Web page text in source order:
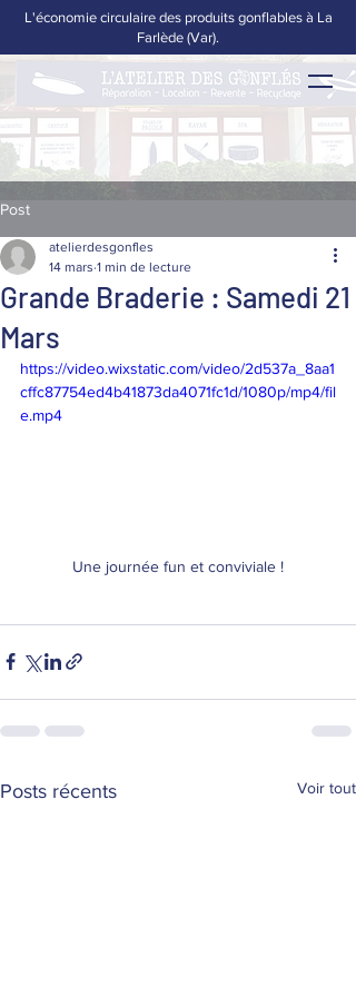
L'économie circulaire des produits gonflables à La
Farlède (Var).
Post
Grande Braderie : Samedi 21
Mars
atelierdesgonfles
14 mars 1 min de lecture
https://video.wixstatic.com/video/2d537a_8aa1
cffc87754ed4b41873da4071fc1d/1080p/mp4/fil
e.mp4
Une journée fun et conviviale !
Posts récents Voir tout